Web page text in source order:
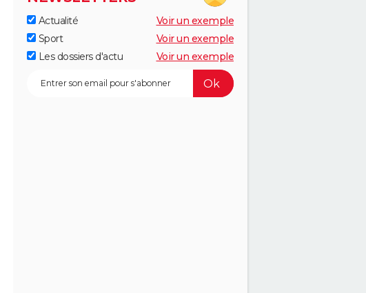
Actualité
Voir un exemple
Sport
Voir un exemple
Les dossiers d'actu
Voir un exemple